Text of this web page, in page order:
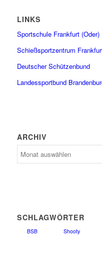
LINKS
Sportschule Frankfurt (Oder)
Schießsportzentrum
Deutscher Schützenbund
Landessportbund
ARCHIV
SCHLAGWÖRTER
BSB Shooty